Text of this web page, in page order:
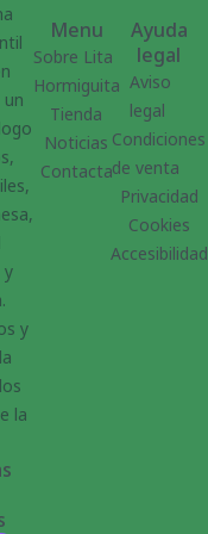
un
y
y
la
Menu
Sobre Lita
Hormiguita
Tienda
Noticias
Contacta
Ayuda
legal
Aviso
legal
Condiciones
de venta
Privacidad
Cookies
Accesibilidad